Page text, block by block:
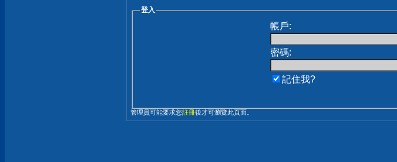
登入
帳戶:
密碼:
記住我?
管理員可能要求您註冊後才可瀏覽此頁面。